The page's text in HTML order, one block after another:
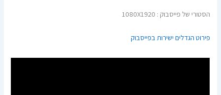
הסטורי של פייסבוק : 1080X1920
פירוט הגדלים ישירות בפייסבוק